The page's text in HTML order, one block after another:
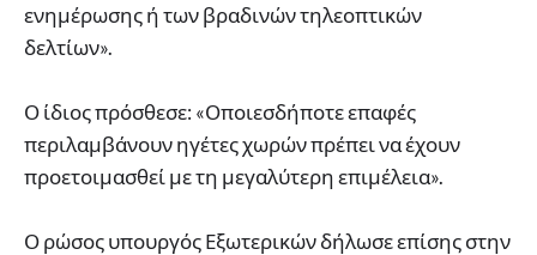
ενημέρωσης ή των βραδινών τηλεοπτικών
δελτίων».
Ο ίδιος πρόσθεσε: «Οποιεσδήποτε επαφές
περιλαμβάνουν ηγέτες χωρών πρέπει να έχουν
προετοιμασθεί με τη μεγαλύτερη επιμέλεια».
Ο ρώσος υπουργός Εξωτερικών δήλωσε επίσης στην